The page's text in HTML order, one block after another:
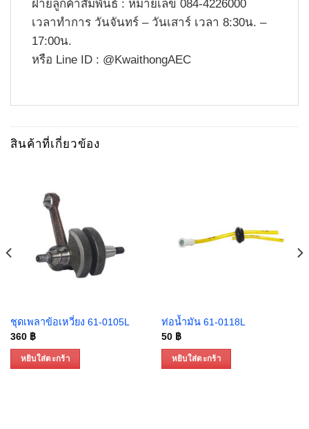
ฝ่ายลูกค้าสัมพันธ์ : หมายเลข 084-4226000
เวลาทำการ วันจันทร์ – วันเสาร์ เวลา 8:30น. –
17:00น.
หรือ Line ID : @KwaithongAEC
สินค้าที่เกี่ยวข้อง
ชุดเพลาข้อเหวี่ยง 61-0105L
360 ฿
หยิบใส่ตะกร้า
ท่อน้ำมัน 61-0118L
50 ฿
หยิบใส่ตะกร้า